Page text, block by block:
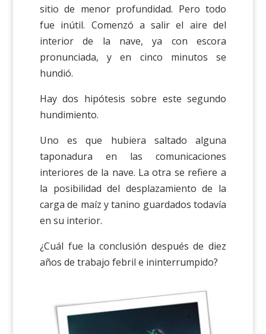
sitio de menor profundidad. Pero todo
fue inútil. Comenzó a salir el aire del
interior de la nave, ya con escora
pronunciada, y en cinco minutos se
hundió.
Hay dos hipótesis sobre este segundo
hundimiento.
Uno es que hubiera saltado alguna
taponadura en las comunicaciones
interiores de la nave. La otra se refiere a
la posibilidad del desplazamiento de la
carga de maíz y tanino guardados todavía
en su interior.
¿Cuál fue la conclusión después de diez
años de trabajo febril e ininterrumpido?